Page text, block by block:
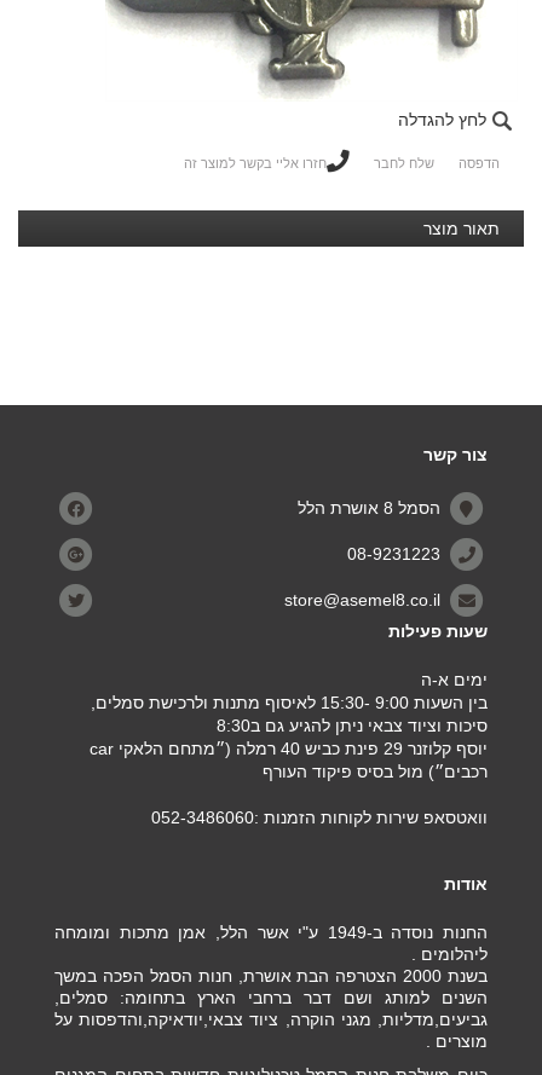
לחץ להגדלה
הדפסה שלח לחבר חזרו אליי בקשר למוצר זה
תאור מוצר
צור קשר
הסמל 8 אושרת הלל
08-9231223
store@asemel8.co.il
שעות פעילות
ימים א-ה
בין השעות 9:00 -15:30 לאיסוף מתנות ולרכישת סמלים,
סיכות וציוד צבאי ניתן להגיע גם ב8:30
יוסף קלוזנר 29 פינת כביש 40 רמלה (״מתחם הלאקי car
רכבים״) מול בסיס פיקוד העורף
וואטסאפ שירות לקוחות הזמנות :052-3486060
אודות
החנות נוסדה ב-1949 ע"י אשר הלל, אמן מתכות ומומחה
ליהלומים .
בשנת 2000 הצטרפה הבת אושרת, חנות הסמל הפכה במשך
השנים למותג ושם דבר ברחבי הארץ בתחומה: סמלים,
גביעים,מדליות, מגני הוקרה, ציוד צבאי,יודאיקה,והדפסות על
מוצרים .